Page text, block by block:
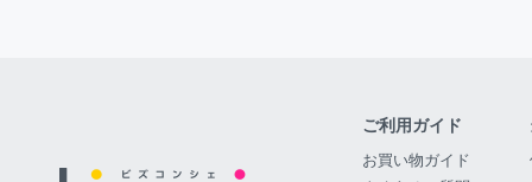
ご利用ガイド
お買い物ガイド